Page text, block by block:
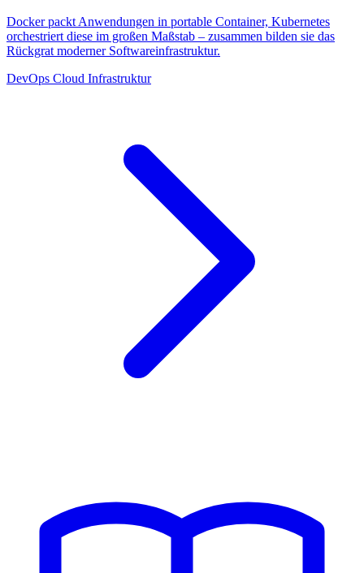
Docker packt Anwendungen in portable Container, Kubernetes
orchestriert diese im großen Maßstab – zusammen bilden sie das
Rückgrat moderner Softwareinfrastruktur.
DevOps Cloud Infrastruktur